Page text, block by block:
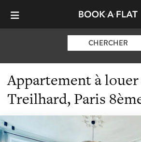
CHERCHER
Appartement à
Treilhard, Paris